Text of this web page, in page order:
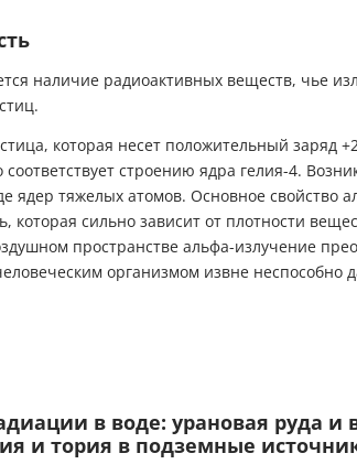
наличие радиоактивных веществ, чье
которая несет положительный заряд
строению ядра гелия-4.
ядер тяжелых атомов. Основное свойство
которая сильно зависит от плотности
пространстве альфа-излучение
организмом извне неспособно